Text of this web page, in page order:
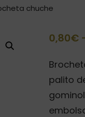
chuche
0,80€
palito